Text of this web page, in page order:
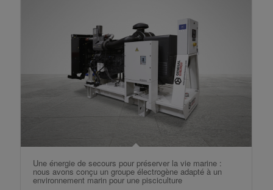
Une énergie de secours pour préserver la vie marine :
nous avons conçu un groupe électrogène adapté à un
environnement marin pour une pisciculture